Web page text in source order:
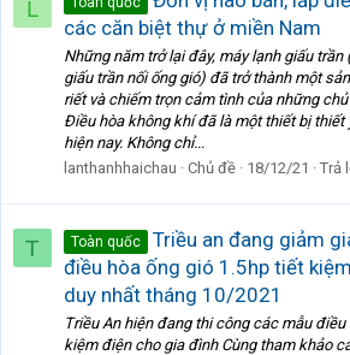
L
các căn biệt thự ở miền Nam
Những năm trở lại đây, máy lạnh giấu trần
giấu trần nối ống gió) đã trở thành một
riết và chiếm trọn cảm tình của những
Điều hòa không khí đã là một thiết bị thiết
hiện nay. Không chỉ...
lanthanhhaichau
Chủ đề 18/12/21 Trả
T Toàn quốc
Triều an đang giảm
điều hòa ống gió 1.5hp tiết
duy nhất tháng 10/2021
Triều An hiện đang thi công các mẫu
kiệm điện cho gia đình Cùng tham khảo